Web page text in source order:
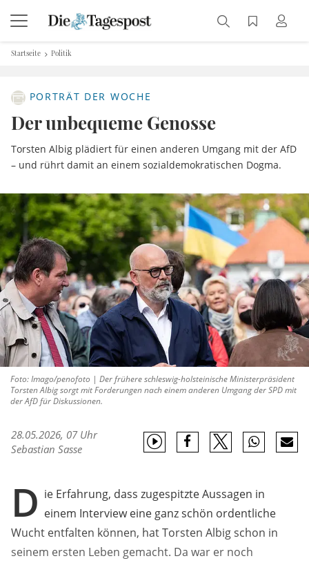
Startseite Politik
PORTRÄT DER WOCHE
Der unbequeme Genosse
Torsten Albig plädiert für einen anderen Umgang mit der AfD
– und rührt damit an einem sozialdemokratischen Dogma.
Foto: Imago/penofoto | Der frühere schleswig-holsteinische Ministerpräsident
Torsten Albig sorgt mit Forderungen nach einem anderen Umgang der SPD mit
der AfD für Diskussionen.
28.05.2026, 07 Uhr
Sebastian Sasse
D ie Erfahrung, dass zugespitzte Aussagen in
einem Interview eine ganz schön ordentliche
Wucht entfalten können, hat Torsten Albig schon in
seinem ersten Leben gemacht. Da war er noch